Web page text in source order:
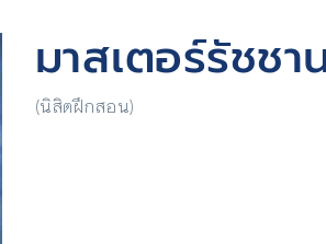
มาสเตอร์รัชช
(นิสิตฝึกสอน)